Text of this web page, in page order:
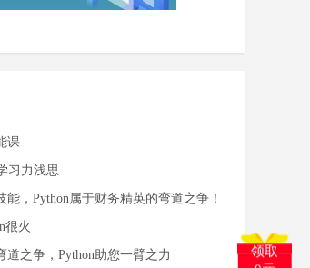
领取
0元
课
习力浅思
能，Python属于财务精英的弯道之争！
很火
道之争，Python助您一臂之力